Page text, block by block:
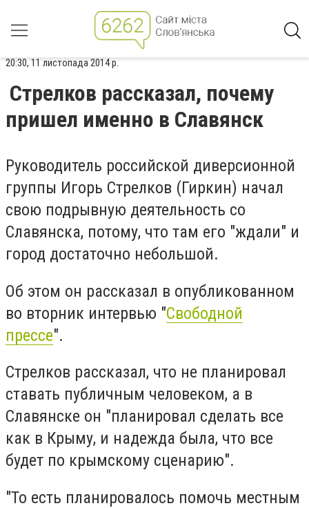
20:30, 11 листопада 2014 р.
Стрелков рассказал, почему
пришел именно в Славянск
Руководитель российской диверсионной
группы Игорь Стрелков (Гиркин) начал
свою подрывную деятельность со
Славянска, потому, что там его "ждали" и
город достаточно небольшой.
Об этом он рассказал в опубликованном
во вторник интервью "Свободной
прессе".
Стрелков рассказал, что не планировал
ставать публичным человеком, а в
Славянске он "планировал сделать все
как в Крыму, и надежда была, что все
будет по крымскому сценарию".
"То есть планировалось помочь местным